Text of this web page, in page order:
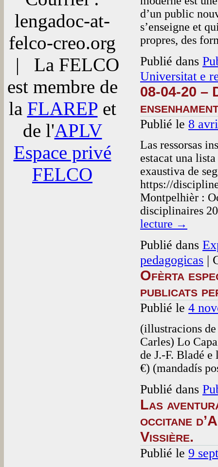
d’un public
s’enseigne et
propres, des
Publié dans
Universitat e
08-04-20 –
Publié le 8
Las ressorsas
estacat una
exaustiva de
https://
Montpelhièr :
disciplinaires
lecture →
Publié dans
pedagogicas |
Ofèrta
publicats
Publié le 4
(illustracions de
Carles) Lo
de J.-F. Bladé e
€) (mandadís
Publié dans
Las
occitane
Vissière.
Publié le 9
lengadoc-at-
felco-creo.org
| La FELCO
est membre de
la FLAREPet
de l'APLV
Espace privé
FELCO